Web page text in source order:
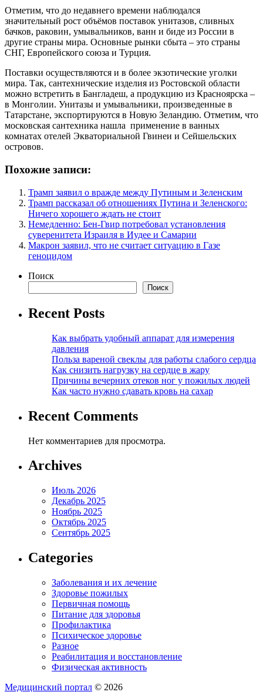
Отметим, что до недавнего времени наблюдался
значительный рост объёмов поставок унитазов, сливных
бачков, раковин, умывальников, ванн и биде из России в
другие страны мира. Основные рынки сбыта – это страны
СНГ, Европейского союза и Турция.
Поставки осуществляются и в более экзотические уголки
мира. Так, сантехнические изделия из Ростовской области
можно встретить в Бангладеш, а продукцию из Красноярска –
в Монголии. Унитазы и умывальники, произведенные в
Татарстане, экспортируются в Новую Зеландию. Отметим, что
московская сантехника нашла применение в ванных
комнатах отелей Экваториальной Гвинеи и Сейшельских
островов.
Похожие записи:
Трамп заявил о вражде между Путиным и Зеленским
Трамп рассказал об отношениях Путина и Зеленского:
Ничего хорошего ждать не стоит
Немедленно: Бен-Гвир потребовал установления
суверенитета Израиля в Иудее и Самарии
Макрон заявил, что не считает ситуацию в Газе
геноцидом
Поиск
Поиск
Recent Posts
Как выбрать удобный аппарат для измерения
давления
Польза вареной свеклы для работы слабого сердца
Как снизить нагрузку на сердце в жару
Причины вечерних отеков ног у пожилых людей
Как часто нужно сдавать кровь на сахар
Recent Comments
Нет комментариев для просмотра.
Archives
Июль 2026
Декабрь 2025
Ноябрь 2025
Октябрь 2025
Сентябрь 2025
Categories
Заболевания и их лечение
Здоровье пожилых
Первичная помощь
Питание для здоровья
Профилактика
Психическое здоровье
Разное
Реабилитация и восстановление
Физическая активность
Медицинский портал © 2026